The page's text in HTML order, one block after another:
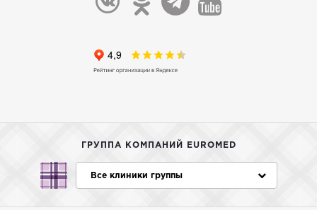
ГРУППА КОМПАНИЙ EUROMED
Все клиники группы